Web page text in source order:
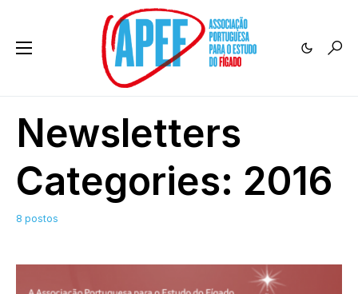
Newsletters
Categories: 2016
8 postos